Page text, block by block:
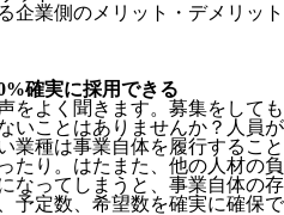
企業側のメリット・デメリット
確実に採用できる
をよく聞きます。募集をしても
いことはありませんか？人員が
業種は事業自体を履行すること
たり。はたまた、他の人材の負
なってしまうと、事業自体の存
予定数、希望数を確実に確保で